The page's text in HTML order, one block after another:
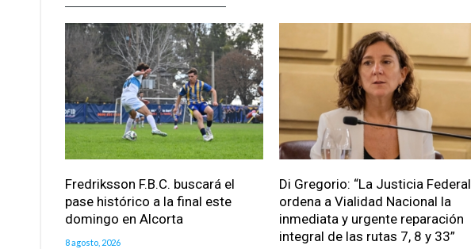
Fredriksson F.B.C. buscará el
pase histórico a la final este
domingo en Alcorta
8 agosto, 2026
Di Gregorio: “La Justicia Federal
ordena a Vialidad Nacional la
inmediata y urgente reparación
integral de las rutas 7, 8 y 33”